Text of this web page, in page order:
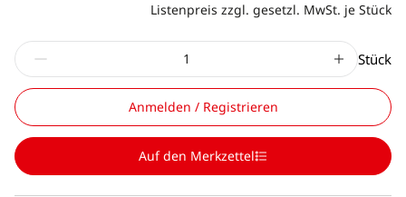
Listenpreis zzgl. gesetzl. MwSt. je Stück
Stück
Anmelden / Registrieren
Auf den Merkzettel